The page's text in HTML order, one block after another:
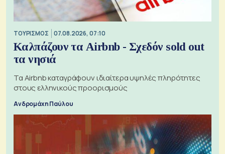
ΤΟΥΡΙΣΜΟΣ 07.08.2026, 07:10
Καλπάζουν τα Airbnb - Σχεδόν sold out
τα νησιά
Τα Airbnb καταγράφουν ιδιαίτερα υψηλές πληρότητες
στους ελληνικούς προορισμούς
Ανδρομάχη Παύλου